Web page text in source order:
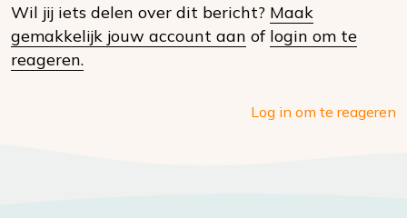
social
Wil jij iets delen over dit bericht? Maak
gemakkelijk jouw account aan of login om te
reageren.
Log in om te reageren